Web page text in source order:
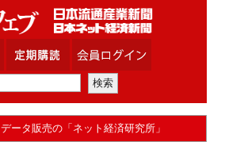
データ販売の「ネット経済研究所」